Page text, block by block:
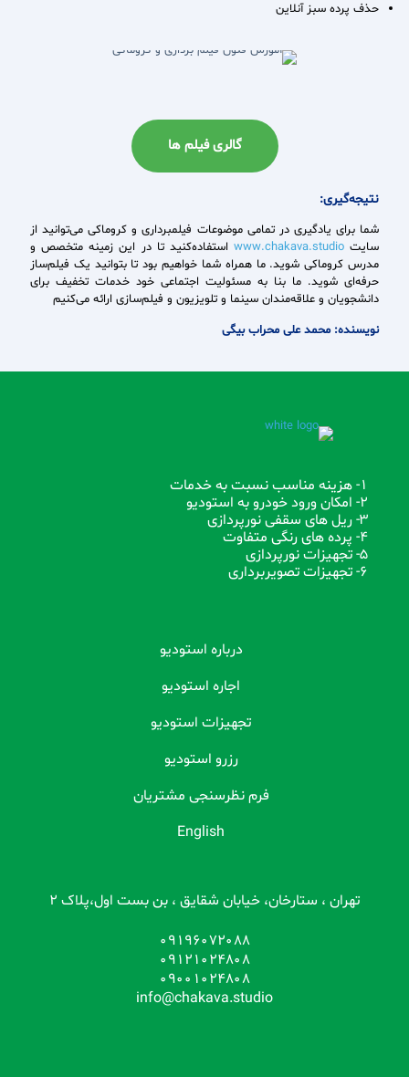
حذف پرده سبز آنلاین
گالری فیلم ها
نتیجهگیری:
شما برای یادگیری در تمامی موضوعات فیلمبرداری و کروماکی می‌توانید از
سایتwww.chakava.studio استفاده‌کنید تا در این زمینه متخصص و
مدرس کروماکی شوید. ما همراه شما خواهیم بود تا بتوانید یک فیلم‌ساز
حرفه‌ای شوید. ما بنا به مسئولیت اجتماعی خود خدمات تخفیف برای
دانشجویان و علاقه‌مندان سینما و تلویزیون و فیلم‌سازی ارائه می‌کنیم
نویسنده: محمد علی محراب بیگی
1- هزینه مناسب نسبت به خدمات
2- امکان ورود خودرو به استودیو
3- ریل های سقفی نورپردازی
4- پرده های رنگی متفاوت
5- تجهیزات نورپردازی
6- تجهیزات تصویربرداری
درباره استودیو
اجاره استودیو
تجهیزات استودیو
رزرو استودیو
فرم نظرسنجی مشتریان
English
تهران ، ستارخان، خیابان شقایق ، بن بست اول،پلاک 2
09196072088
09121024808
09001024808
info@chakava.studio